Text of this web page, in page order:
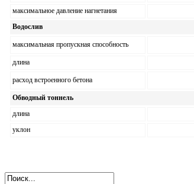
максимальное давление нагнетания
Водослив
максимальная пропускная способность
длина
расход встроенного бетона
Обводный тоннель
длина
уклон